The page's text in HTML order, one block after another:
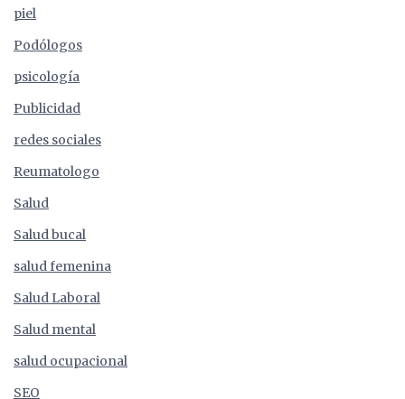
piel
Podólogos
psicología
Publicidad
redes sociales
Reumatologo
Salud
Salud bucal
salud femenina
Salud Laboral
Salud mental
salud ocupacional
SEO